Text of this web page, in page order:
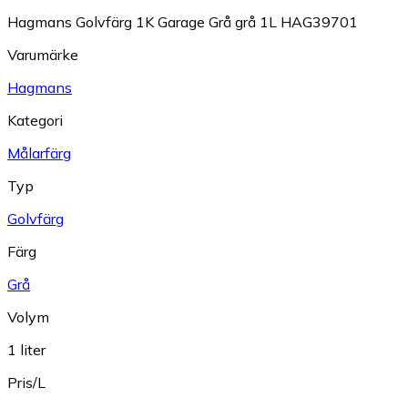
Hagmans Golvfärg 1K Garage Grå grå 1L HAG39701
Varumärke
Hagmans
Kategori
Målarfärg
Typ
Golvfärg
Färg
Grå
Volym
1 liter
Pris/L